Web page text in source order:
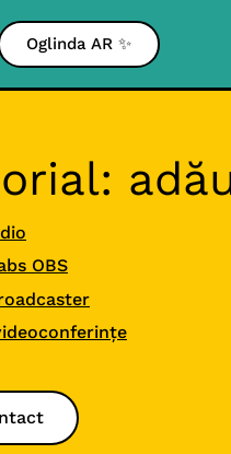
Oglinda AR ✨
OBS